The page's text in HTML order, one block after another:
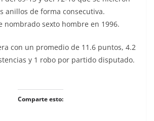
anillos de forma consecutiva.
nombrado sexto hombre en 1996.
con un promedio de 11.6 puntos, 4.2
y 1 robo por partido disputado.
Comparte esto: